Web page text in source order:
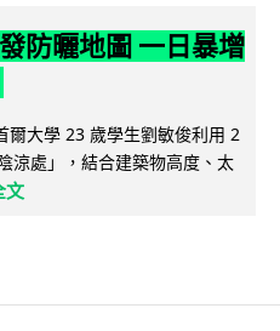
防曬地圖 一日暴增
爾大學 23 歲學生劉敏俊利用 2
涼處」，結合建築物高度、太
文